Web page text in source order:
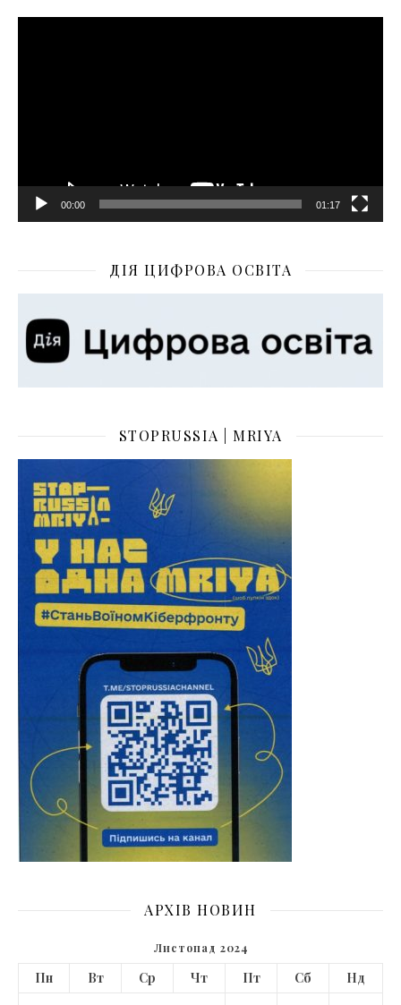
Відеопрогравач
00:00 01:17
ДІЯ ЦИФРОВА ОСВІТА
STOPRUSSIA | MRIYA
АРХІВ НОВИН
Листопад 2024
Пн Вт Ср Чт Пт Сб
Нд